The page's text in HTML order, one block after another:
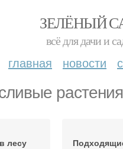
ЗЕЛЁНЫЙ
всё для дачи и
главная новости
растения
лесу